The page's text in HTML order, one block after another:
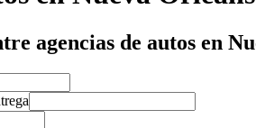
agencias de autos en